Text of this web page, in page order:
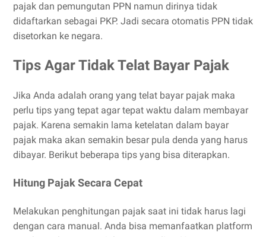
pajak dan pemungutan PPN namun dirinya tidak
didaftarkan sebagai PKP. Jadi secara otomatis PPN tidak
disetorkan ke negara.
Tips Agar Tidak Telat Bayar Pajak
Jika Anda adalah orang yang telat bayar pajak maka
perlu tips yang tepat agar tepat waktu dalam membayar
pajak. Karena semakin lama ketelatan dalam bayar
pajak maka akan semakin besar pula denda yang harus
dibayar. Berikut beberapa tips yang bisa diterapkan.
Hitung Pajak Secara Cepat
Melakukan penghitungan pajak saat ini tidak harus lagi
dengan cara manual. Anda bisa memanfaatkan platform